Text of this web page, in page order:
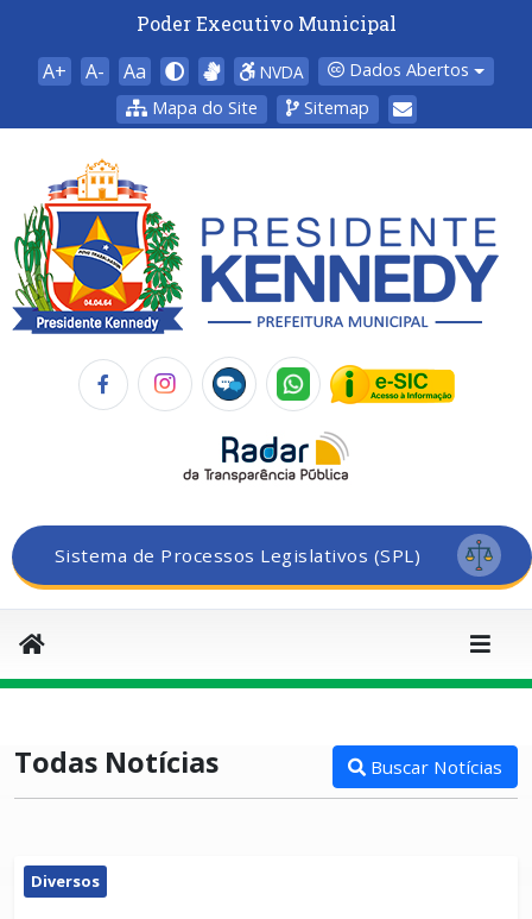
Poder Executivo Municipal
A+ A- Aa NVDA
Dados Abertos
Mapa do Site
Sitemap
Sistema de Processos Legislativos (SPL)
Todas Notícias Buscar Notícias
Diversos